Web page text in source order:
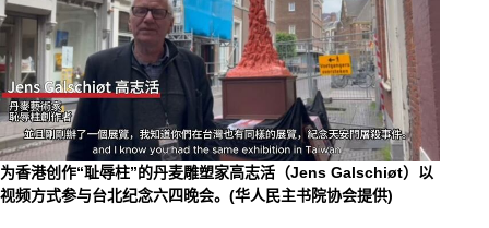
为香港创作“耻辱柱”的丹麦雕塑家高志活（Jens Galschiøt）以
视频方式参与台北纪念六四晚会。(华人民主书院协会提供)